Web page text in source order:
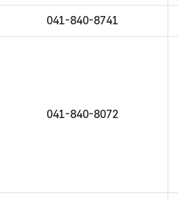
041-840-8741
041-840-8072